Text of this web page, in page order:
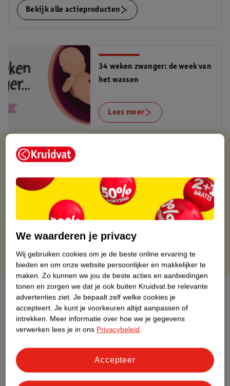
Bekijk alle actieproducten
34 weken zwanger: de week van
het wassen
Lees meer
Kruidvat is altijd voordelig
Op werkdagen voor 22:00 uur besteld, volgende dag in huis
Gratis thuisbezorgd vanaf 50.00
Gratis retourneren binnen 30 dagen
Over dit product
Productinformatie
Etiketinformatie
Nature Impact Score
We waarderen je privacy
Wij gebruiken cookies om je de beste online ervaring te
bieden en om onze website persoonlijker en makkelijker te
maken. Zo kunnen we jou de beste acties en aanbiedingen
tonen en zorgen we dat je ook buiten Kruidvat.be relevante
advertenties ziet. Je bepaalt zelf welke cookies je
accepteert. Je kunt je voorkeuren altijd aanpassen of
intrekken. Meer informatie over hoe we je gegevens
verwerken lees je in ons Privacybeleid.
Accepteer